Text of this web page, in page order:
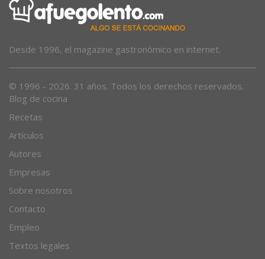
Desde 1996, el magazine gastronómico en internet.
© 1996 - 2026. 31 años. Todos los derechos reservados.
Blog de cocina
Recetas
Artículos
Autores
Empresas
Sobre nosotros
Contacto
Empleo
Textos legales